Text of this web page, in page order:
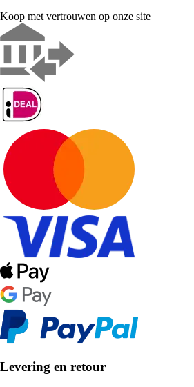
Koop met vertrouwen op onze site
Levering en retour